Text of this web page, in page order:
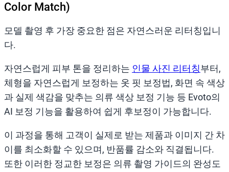
Color Match)
모델 촬영 후 가장 중요한 점은 자연스러운 리터칭입니
다.
자연스럽게 피부 톤을 정리하는 인물 사진 리터칭부터,
체형을 자연스럽게 보정하는 옷 핏 보정법, 화면 속 색상
과 실제 색감을 맞추는 의류 색상 보정 기능 등 Evoto의
AI 보정 기능을 활용하여 쉽게 후보정이 가능합니다.
이 과정을 통해 고객이 실제로 받는 제품과 이미지 간 차
이를 최소화할 수 있으며, 반품률 감소와 직결됩니다.
또한 이러한 정교한 보정은 의류 촬영 가이드의 완성도